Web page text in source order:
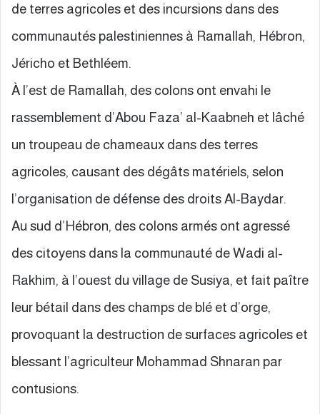
de terres agricoles et des incursions dans des
communautés palestiniennes à Ramallah, Hébron,
Jéricho et Bethléem.
À l’est de Ramallah, des colons ont envahi le
rassemblement d’Abou Faza’ al-Kaabneh et lâché
un troupeau de chameaux dans des terres
agricoles, causant des dégâts matériels, selon
l’organisation de défense des droits Al-Baydar.
Au sud d’Hébron, des colons armés ont agressé
des citoyens dans la communauté de Wadi al-
Rakhim, à l’ouest du village de Susiya, et fait paître
leur bétail dans des champs de blé et d’orge,
provoquant la destruction de surfaces agricoles et
blessant l’agriculteur Mohammad Shnaran par
contusions.